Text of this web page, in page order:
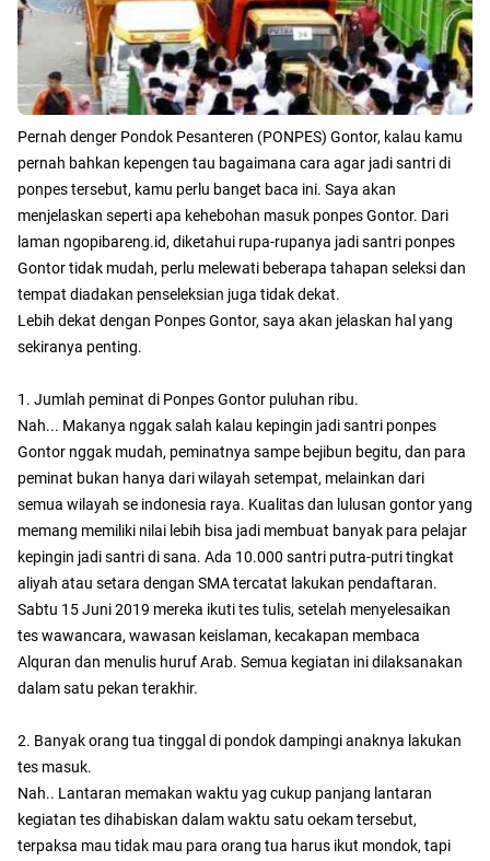
Pernah denger Pondok Pesanteren (PONPES) Gontor, kalau kamu
pernah bahkan kepengen tau bagaimana cara agar jadi santri di
ponpes tersebut, kamu perlu banget baca ini. Saya akan
menjelaskan seperti apa kehebohan masuk ponpes Gontor. Dari
laman ngopibareng.id, diketahui rupa-rupanya jadi santri ponpes
Gontor tidak mudah, perlu melewati beberapa tahapan seleksi dan
tempat diadakan penseleksian juga tidak dekat.
Lebih dekat dengan Ponpes Gontor, saya akan jelaskan hal yang
sekiranya penting.
1. Jumlah peminat di Ponpes Gontor puluhan ribu.
Nah... Makanya nggak salah kalau kepingin jadi santri ponpes
Gontor nggak mudah, peminatnya sampe bejibun begitu, dan para
peminat bukan hanya dari wilayah setempat, melainkan dari
semua wilayah se indonesia raya. Kualitas dan lulusan gontor yang
memang memiliki nilai lebih bisa jadi membuat banyak para pelajar
kepingin jadi santri di sana. Ada 10.000 santri putra-putri tingkat
aliyah atau setara dengan SMA tercatat lakukan pendaftaran.
Sabtu 15 Juni 2019 mereka ikuti tes tulis, setelah menyelesaikan
tes wawancara, wawasan keislaman, kecakapan membaca
Alquran dan menulis huruf Arab. Semua kegiatan ini dilaksanakan
dalam satu pekan terakhir.
2. Banyak orang tua tinggal di pondok dampingi anaknya lakukan
tes masuk.
Nah.. Lantaran memakan waktu yag cukup panjang lantaran
kegiatan tes dihabiskan dalam waktu satu oekam tersebut,
terpaksa mau tidak mau para orang tua harus ikut mondok, tapi